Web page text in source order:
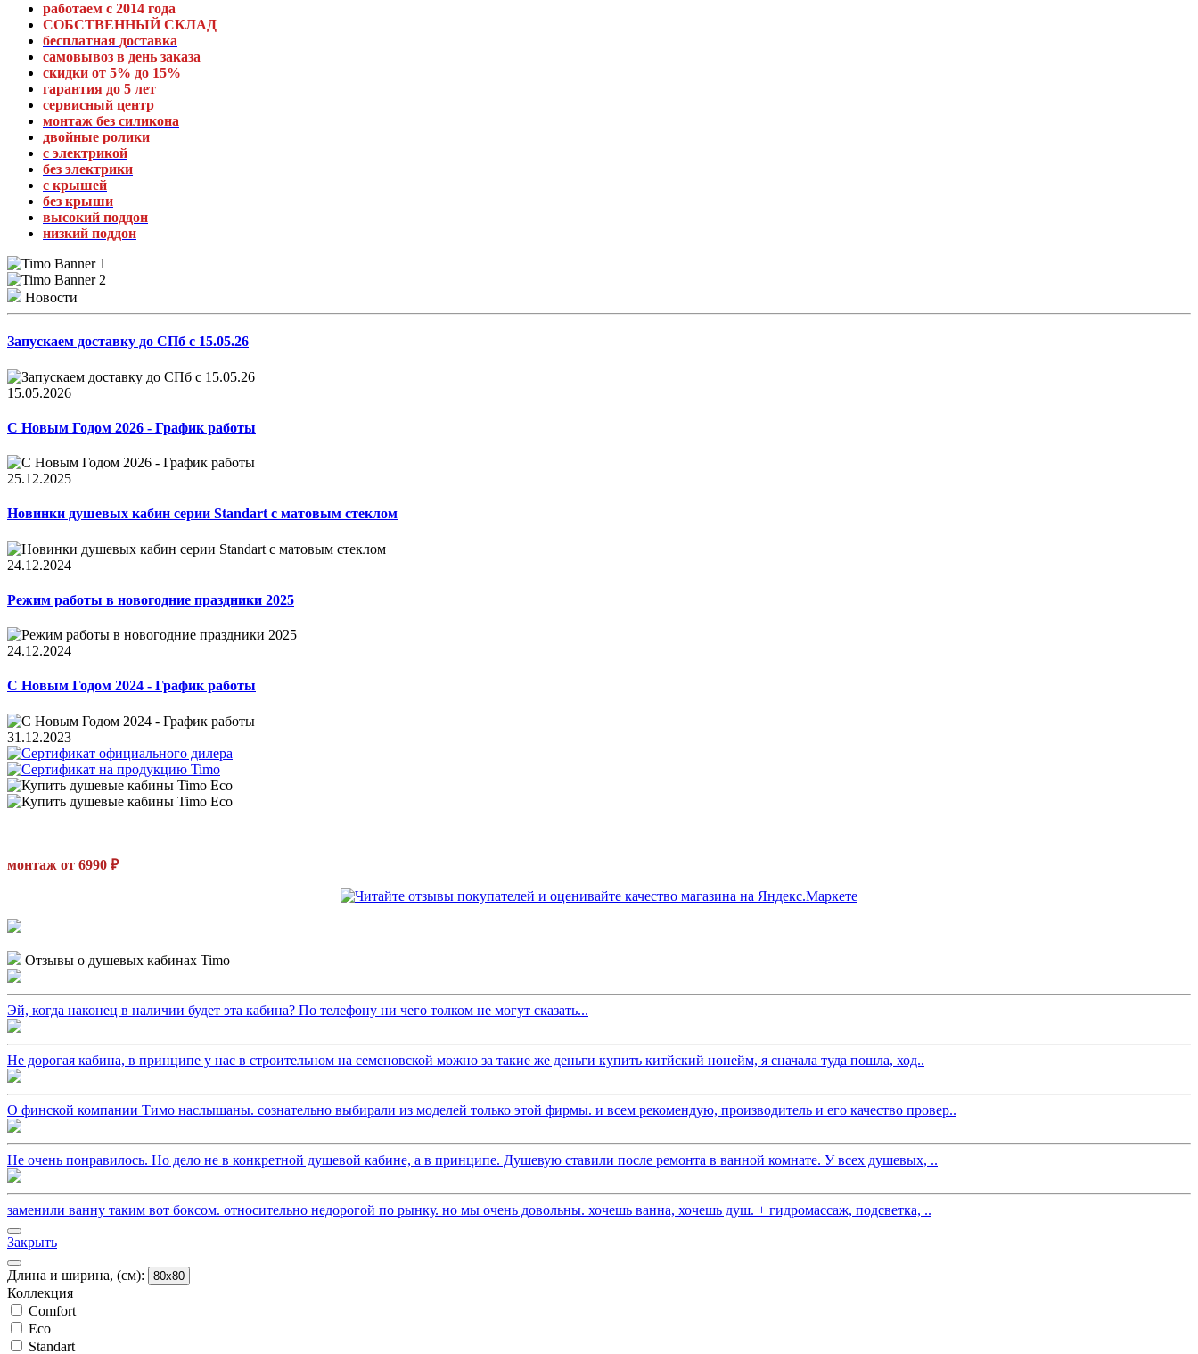
работаем с 2014 года
СОБСТВЕННЫЙ СКЛАД
бесплатная доставка
самовывоз в день заказа
скидки от 5% до 15%
гарантия до 5 лет
сервисный центр
монтаж без силикона
двойные ролики
с электрикой
без электрики
с крышей
без крыши
высокий поддон
низкий поддон
Новости
Запускаем доставку до СПб с 15.05.26
15.05.2026
С Новым Годом 2026 - График работы
25.12.2025
Новинки душевых кабин серии Standart с матовым стеклом
24.12.2024
Режим работы в новогодние праздники 2025
24.12.2024
С Новым Годом 2024 - График работы
31.12.2023
монтаж от 6990 ₽
Отзывы о душевых кабинах Timo
Эй, когда наконец в наличии будет эта кабина? По телефону ни чего толком не могут сказать...
Не дорогая кабина, в принципе у нас в строительном на семеновской можно за такие же деньги купить китйский нонейм, я сначала туда пошла, ход..
О финской компании Тимо наслышаны. сознательно выбирали из моделей только этой фирмы. и всем рекомендую, производитель и его качество провер..
Не очень понравилось. Но дело не в конкретной душевой кабине, а в принципе. Душевую ставили после ремонта в ванной комнате. У всех душевых, ..
заменили ванну таким вот боксом. относительно недорогой по рынку. но мы очень довольны. хочешь ванна, хочешь душ. + гидромассаж, подсветка, ..
Закрыть
Длина и ширина, (см): 80x80
Коллекция
Comfort
Eco
Standart